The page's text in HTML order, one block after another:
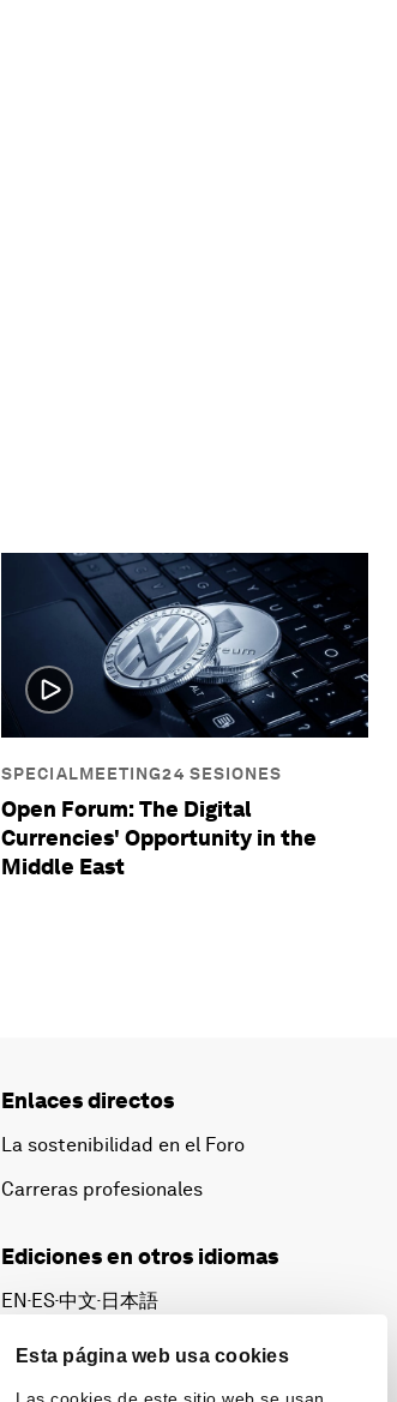
Esta página web usa cookies
SPECIALMEETING24 SESIONES
Open Forum: The Digital
Currencies' Opportunity in the
Middle East
Enlaces directos
La sostenibilidad en el Foro
Carreras profesionales
Ediciones en otros idiomas
EN ▪ ES▪中文▪ 日本語